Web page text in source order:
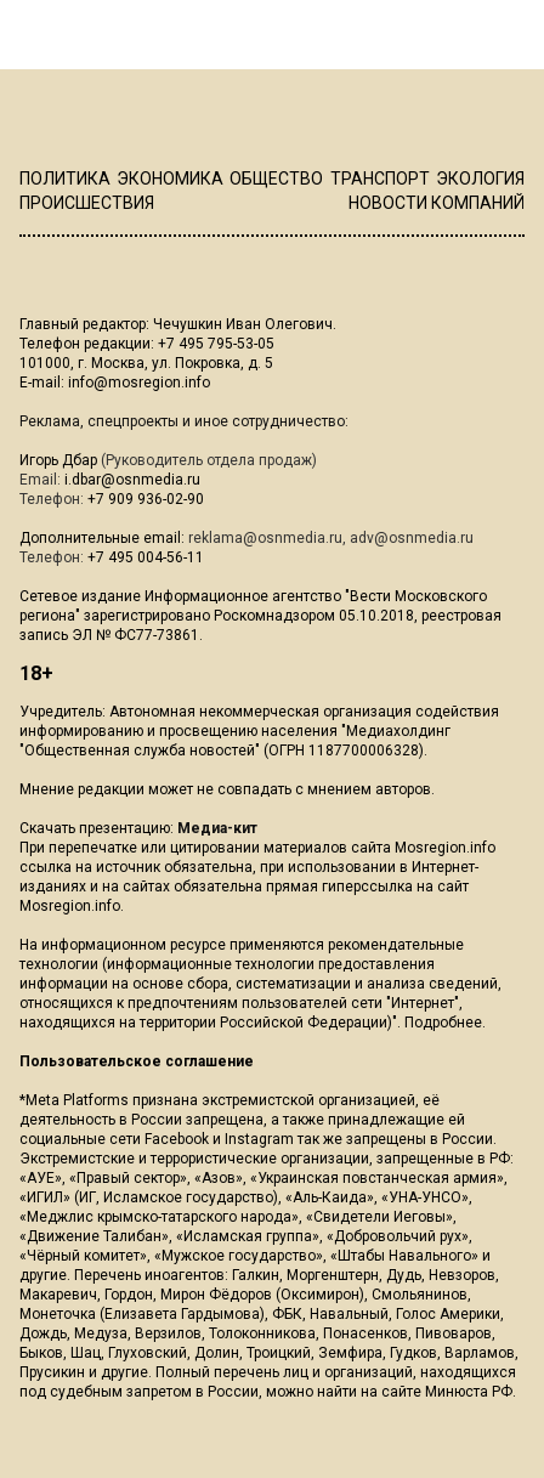
ПОЛИТИКА ЭКОНОМИКА ОБЩЕСТВО ТРАНСПОРТ ЭКОЛОГИЯ
ПРОИСШЕСТВИЯ
НОВОСТИ КОМПАНИЙ
Главный редактор: Чечушкин Иван Олегович.
Телефон редакции: +7 495 795-53-05
101000, г. Москва, ул. Покровка, д. 5
E-mail: info@mosregion.info
Реклама, спецпроекты и иное сотрудничество:
Игорь Дбар (Руководитель отдела продаж)
Email: i.dbar@osnmedia.ru
Телефон: +7 909 936-02-90
Дополнительные email: reklama@osnmedia.ru, adv@osnmedia.ru
Телефон: +7 495 004-56-11
Сетевое издание Информационное агентство "Вести Московского
региона" зарегистрировано Роскомнадзором 05.10.2018, реестровая
запись ЭЛ № ФС77-73861.
18+
Учредитель: Автономная некоммерческая организация содействия
информированию и просвещению населения "Медиахолдинг
"Общественная служба новостей" (ОГРН 1187700006328).
Мнение редакции может не совпадать с мнением авторов.
Скачать презентацию: Медиа-кит
При перепечатке или цитировании материалов сайта Mosregion.info
ссылка на источник обязательна, при использовании в Интернет-
изданиях и на сайтах обязательна прямая гиперссылка на сайт
Mosregion.info.
На информационном ресурсе применяются рекомендательные
технологии (информационные технологии предоставления
информации на основе сбора, систематизации и анализа сведений,
относящихся к предпочтениям пользователей сети "Интернет",
находящихся на территории Российской Федерации)". Подробнее.
Пользовательское соглашение
*Meta Platforms признана экстремистской организацией, её
деятельность в России запрещена, а также принадлежащие ей
социальные сети Facebook и Instagram так же запрещены в России.
Экстремистские и террористические организации, запрещенные в РФ:
«АУЕ», «Правый сектор», «Азов», «Украинская повстанческая армия»,
«ИГИЛ» (ИГ, Исламское государство), «Аль-Каида», «УНА-УНСО»,
«Меджлис крымско-татарского народа», «Свидетели Иеговы»,
«Движение Талибан», «Исламская группа», «Добровольчий рух»,
«Чёрный комитет», «Мужское государство», «Штабы Навального» и
другие. Перечень иноагентов: Галкин, Моргенштерн, Дудь, Невзоров,
Макаревич, Гордон, Мирон Фёдоров (Оксимирон), Смольянинов,
Монеточка (Елизавета Гардымова), ФБК, Навальный, Голос Америки,
Дождь, Медуза, Верзилов, Толоконникова, Понасенков, Пивоваров,
Быков, Шац, Глуховский, Долин, Троицкий, Земфира, Гудков, Варламов,
Прусикин и другие. Полный перечень лиц и организаций, находящихся
под судебным запретом в России, можно найти на сайте Минюста РФ.